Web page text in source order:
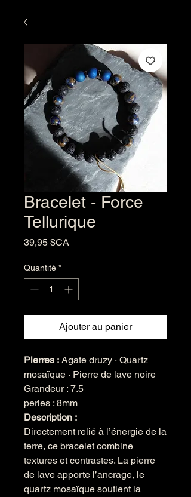
Bracelet - Force
Tellurique
39,95 $CA
Quantité *
Ajouter au panier
Pierres : Agate druzy · Quartz
mosaïque · Pierre de lave noire
Grandeur : 7.5
perles : 8mm
Description :
Directement relié à l’énergie de la
terre, ce bracelet combine
textures et contrastes. La pierre
de lave apporte l’ancrage, le
quartz mosaïque soutient la